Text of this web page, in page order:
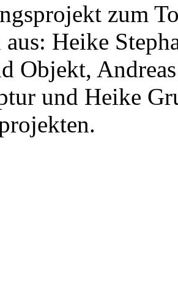
zum
aus: Heike
Objekt,
und Heike